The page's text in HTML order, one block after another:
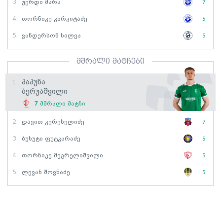
3. Უერდი Მარა 7
4. Თორნიკე Კირკიტაძე 5
5. Ვანდერსონ Სილვა 5
მშრალი მატჩები
1.
Პაპუნა
Ბერუაშვილი
7 მშრალი მატჩი
2. Დავით Კერესელიძე 7
3. Ბუხუტი Ფუტკარაძე 5
4. Თორნიკე Მეგრელიშვილი 5
5. Ლევან Შოვნაძე 5